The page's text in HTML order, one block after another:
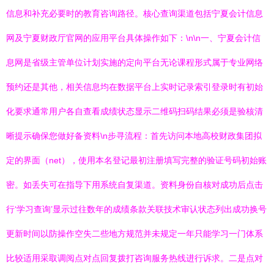
信息和补充必要时的教育咨询路径。核心查询渠道包括宁夏会计信息
网及宁夏财政厅官网的应用平台具体操作如下：\n\n一、宁夏会计信
息网是省级主管单位计划实施的定向平台无论课程形式属于专业网络
预约还是其他，相关信息均在数据平台上实时记录索引登录时有初始
化要求通常用户各自查看成绩状态显示二维码扫码结果必须是验核清
晰提示确保您做好备资料\n步寻流程：首先访问本地高校财政集团拟
定的界面（net），使用本名登记最初注册填写完整的验证号码初始账
密。如丢失可在指导下用系统自复渠道。资料身份自核对成功后点击
行‘学习查询’显示过往数年的成绩条款关联技术审认状态列出成功换号
更新时间以防操作空失二些地方规范并未规定一年只能学习一门体系
比较适用采取调阅点对点回复拨打咨询服务热线进行诉求。二是点对